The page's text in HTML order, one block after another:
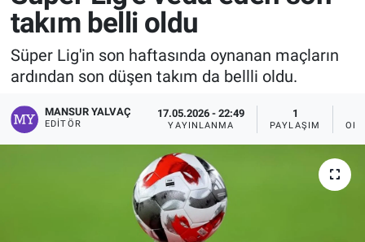
takım belli oldu
Süper Lig'in son haftasında oynanan maçların
ardından son düşen takım da bellli oldu.
MANSUR YALVAÇ
EDITÖR
17.05.2026 - 22:49
YAYINLANMA
1
PAYLAŞIM